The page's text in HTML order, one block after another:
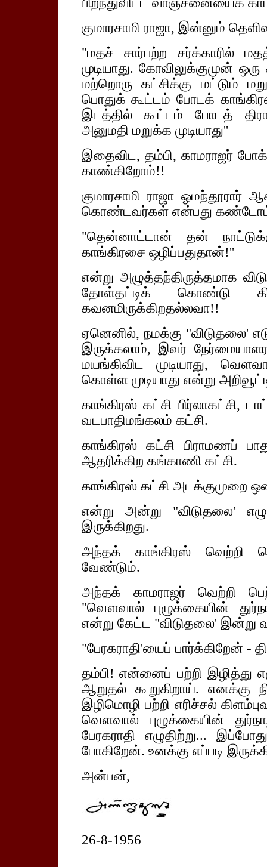
குமாரசாமி ராஜா, இன்னும்
"மதச் சார்பற்ற சர்க்காரில்
முடியாது. கோவிலுக்குமுன்
மற்றொரு கட்சிக்கு மட்டும்
பொதுக் கூட்டம் போடக்
இடத்தில் கூட்டம் போடத்
அனுமதி மறுக்க முடியாது''
இதைவிட, தம்பி, காமராஜர்
காண்கிறோம்!!
குமாரசாமி ராஜா ஓமந்தூரார்
கொண்டவர்கள் என்பது கண்டோம்
"தென்னாட்டான் தன்
காங்கிரசை ஒழிப்பதுதான்!''
என்று அழுத்தந்திருத்தமாக
தோள்தட்டிக் கொண்டு
கவனமிருக்கிறதல்லவா!!
ஏனெனில், நமக்கு "விடுதலை'
இருக்கலாம், இவர்
மயங்கிவிட முடியாது,
கொள்ள முடியாது என்று
காங்கிரஸ் கட்சி பிர்லாகட்சி,
வடபாதிமங்கலம் கட்சி.
காங்கிரஸ் கட்சி பிராமணப்
ஆதரிக்கிற கங்காணி கட்சி.
காங்கிரஸ் கட்சி அடக்குமுறை
என்று அன்று "விடுதலை'
இருக்கிறது.
அந்தக் காங்கிரஸ் வெற்றி
வேண்டும்.
அந்தக் காமராஜர் வெற்றி
"வௌவால் புழுக்கையின்
என்று கேட்ட "விடுதலை' இன்று
"பேரகராதி'யைப் பார்க்கிறேன் -
தம்பி! என்னைப் பற்றி இழித்து
ஆறுதல் கூறுகிறாய். எனக்கு
இழிமொழி பற்றி எரிச்சல்
வௌவால் புழுக்கையின்
பேரகராதி எழுதிற்று...
போகிறேன். உனக்கு எப்படி
அன்பன்,
26-8-1956